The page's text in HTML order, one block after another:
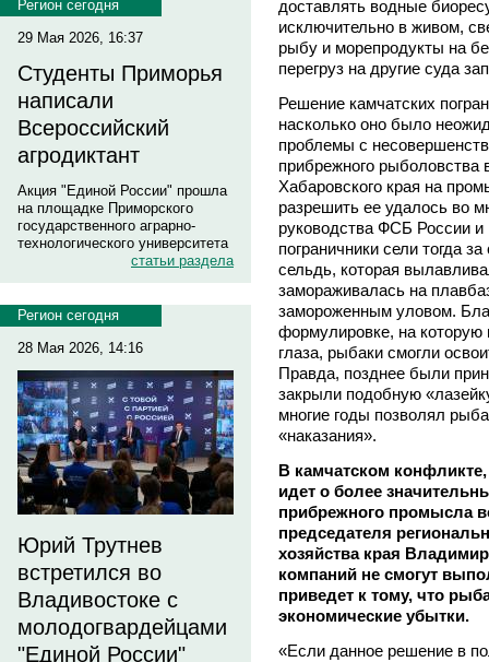
Регион сегодня
29 Мая 2026, 16:37
Студенты Приморья
написали
Всероссийский
агродиктант
Акция "Единой России" прошла
на площадке Приморского
государственного аграрно-
технологического университета
статьи раздела
Регион сегодня
28 Мая 2026, 14:16
Юрий Трутнев
встретился во
Владивостоке с
молодогвардейцами
"Единой России"
доставлять водные
исключительно в живом,
рыбу и морепродукты на
перегруз на другие суда
Решение камчатских
насколько оно было
проблемы с
прибрежного рыболовства
Хабаровского края на
разрешить ее удалось во
руководства ФСБ России и
пограничники сели тогда
сельдь, которая
замораживалась на
замороженным уловом.
формулировке, на которую
глаза, рыбаки смогли
Правда, позднее были
закрыли подобную
многие годы позволял
«наказания».
В камчатском
идет о более
прибрежного промысла
председателя
хозяйства края
компаний не смогут
приведет к тому, что
экономические убытки.
«Если данное решение в